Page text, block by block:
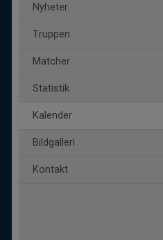
Nyheter
Truppen
Matcher
Statistik
Kalender
Bildgalleri
Kontakt